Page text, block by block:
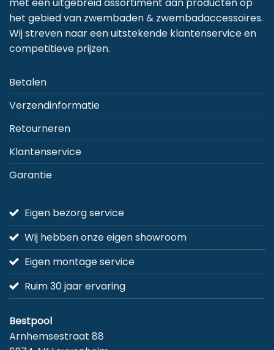
het gebied van zwembaden & zwembadaccessoires.
Wij streven naar een uitstekende klantenservice en
competitieve prijzen.
Betalen
Verzendinformatie
Retourneren
Klantenservice
Garantie
Eigen bezorg service
Wij hebben onze eigen showroom
Eigen montage service
Ruim 30 jaar ervaring
Bestpool
Arnhemsestraat 88